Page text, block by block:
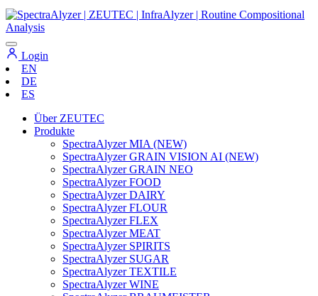
Login
EN
DE
ES
Über ZEUTEC
Produkte
SpectraAlyzer MIA (NEW)
SpectraAlyzer GRAIN VISION AI (NEW)
SpectraAlyzer GRAIN NEO
SpectraAlyzer FOOD
SpectraAlyzer DAIRY
SpectraAlyzer FLOUR
SpectraAlyzer FLEX
SpectraAlyzer MEAT
SpectraAlyzer SPIRITS
SpectraAlyzer SUGAR
SpectraAlyzer TEXTILE
SpectraAlyzer WINE